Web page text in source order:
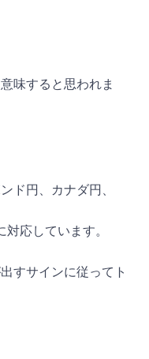
味すると思われま
ド円、カナダ円、
応しています。
すサインに従ってト